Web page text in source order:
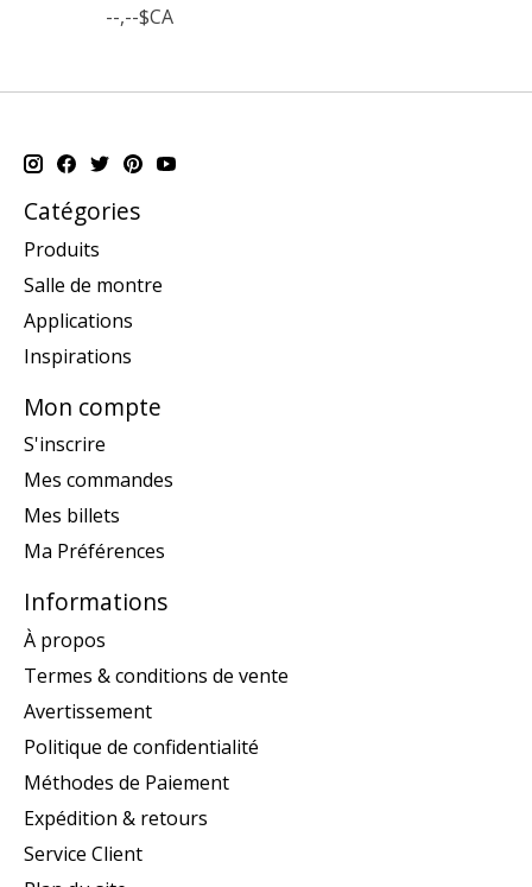
--,--$CA
Catégories
Produits
Salle de montre
Applications
Inspirations
Mon compte
S'inscrire
Mes commandes
Mes billets
Ma Préférences
Informations
À propos
Termes & conditions de vente
Avertissement
Politique de confidentialité
Méthodes de Paiement
Expédition & retours
Service Client